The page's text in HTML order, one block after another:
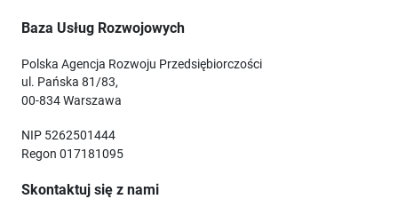
Baza Usług Rozwojowych
Polska Agencja Rozwoju Przedsiębiorczości
ul. Pańska 81/83,
00-834 Warszawa
NIP 5262501444
Regon 017181095
Skontaktuj się z nami